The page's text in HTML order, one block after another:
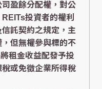
盈餘分配權，對公
投資者的權利
託契約之規定，主
但無權參與標的不
租金收益配發予投
或免徵企業所得稅